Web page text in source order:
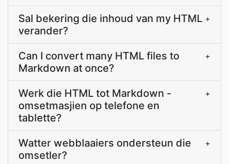
Sal bekering die inhoud van my HTML
verander?
+
Can I convert many HTML files to
Markdown at once?
+
Werk die HTML tot Markdown -
omsetmasjien op telefone en
tablette?
+
Watter webblaaiers ondersteun die
omsetler?
+